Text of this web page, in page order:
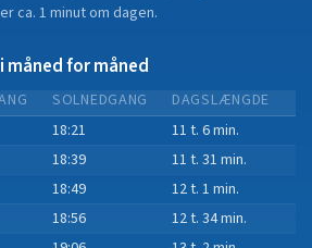
ca. 1 minutom dagen.
måned for måned
SOLNEDGANG
DAGSLÆNGDE
18:21
11 t. 6 min.
18:39
11 t. 31 min.
18:49
12 t. 1 min.
18:56
12 t. 34 min.